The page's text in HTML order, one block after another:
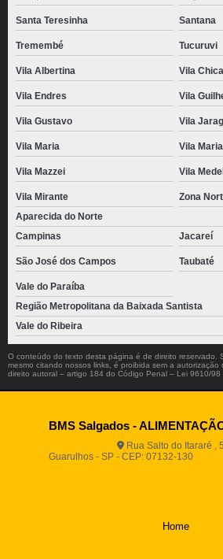
Santa Teresinha Santana
Tremembé Tucuruvi
Vila Albertina Vila
Vila Endres Vila
Vila Gustavo Vila
Vila Maria Vila
Vila Mazzei Vila
Vila Mirante
Zona
Aparecida do Norte
Campinas
Jacareí
São José dos Campos Taubaté
Vale do Paraíba
Região Metropolitana da Baixada Santista
Vale do Ribeira
O conteúdo do texto desta página é de direito reservado.
mesmo citando nossos links, é proibida sem a autorização
direito autoral – artigo 184 do Código Penal – Lei 9610/98
BMS Salgados -
Rua Salto do Itararé ,
Guarulhos - SP - CEP: 07132-130
Home